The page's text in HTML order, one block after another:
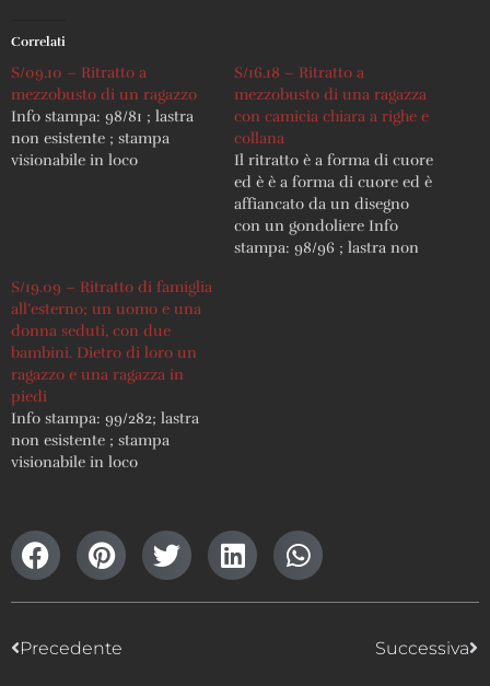
Correlati
S/09.10 – Ritratto a
mezzobusto di un ragazzo
Info stampa: 98/81 ; lastra
non esistente ; stampa
visionabile in loco
S/16.18 – Ritratto a
mezzobusto di una ragazza
con camicia chiara a righe e
collana
Il ritratto è a forma di cuore
ed è è a forma di cuore ed è
affiancato da un disegno
con un gondoliere Info
stampa: 98/96 ; lastra non
S/19.09 – Ritratto di famiglia
all’esterno; un uomo e una
donna seduti, con due
bambini. Dietro di loro un
ragazzo e una ragazza in
piedi
Info stampa: 99/282; lastra
non esistente ; stampa
visionabile in loco
Precedente Successiva